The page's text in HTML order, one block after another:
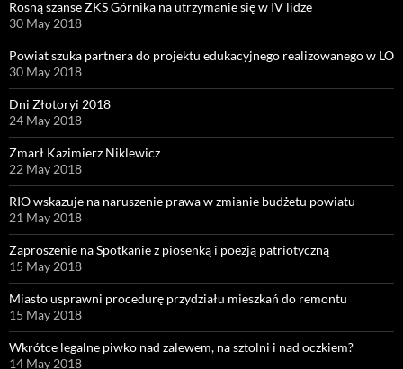
Rosną szanse ZKS Górnika na utrzymanie się w IV lidze
30 May 2018
Powiat szuka partnera do projektu edukacyjnego realizowanego w LO
30 May 2018
Dni Złotoryi 2018
24 May 2018
Zmarł Kazimierz Niklewicz
22 May 2018
RIO wskazuje na naruszenie prawa w zmianie budżetu powiatu
21 May 2018
Zaproszenie na Spotkanie z piosenką i poezją patriotyczną
15 May 2018
Miasto usprawni procedurę przydziału mieszkań do remontu
15 May 2018
Wkrótce legalne piwko nad zalewem, na sztolni i nad oczkiem?
14 May 2018